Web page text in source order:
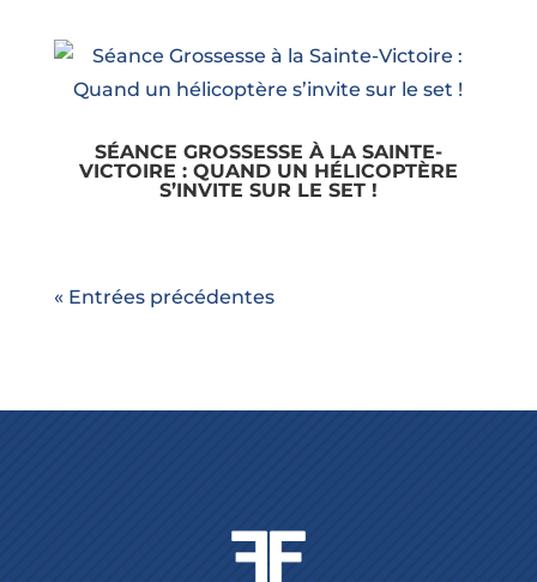
SÉANCE GROSSESSE À LA SAINTE-
VICTOIRE : QUAND UN HÉLICOPTÈRE
S’INVITE SUR LE SET !
« Entrées précédentes